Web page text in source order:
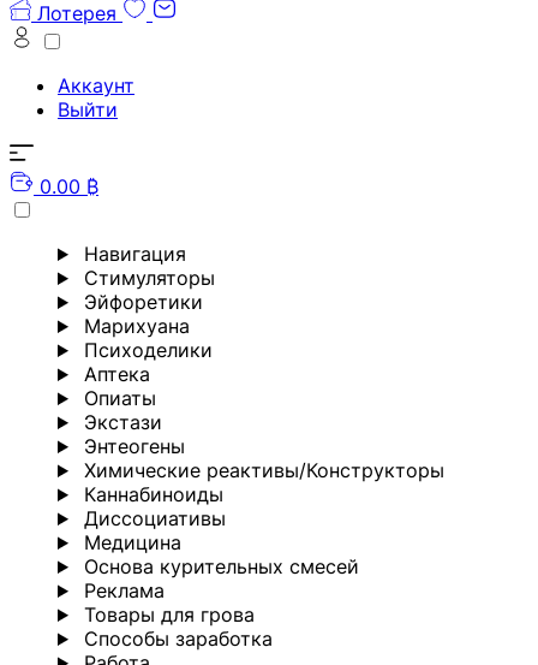
Лотерея
Аккаунт
Выйти
0.00 ₿
Навигация
Стимуляторы
Эйфоретики
Марихуана
Психоделики
Аптека
Опиаты
Экстази
Энтеогены
Химические реактивы/Конструкторы
Каннабиноиды
Диссоциативы
Медицина
Основа курительных смесей
Реклама
Товары для грова
Способы заработка